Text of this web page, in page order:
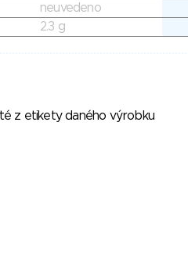
neuvedeno
2.3 g
z etikety daného výrobku